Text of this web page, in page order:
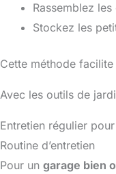
Rassemblez
Stockez les
Cette méthode
Avec les outils de
Entretien régulier
Routine d’entretien
Pour un garage bien